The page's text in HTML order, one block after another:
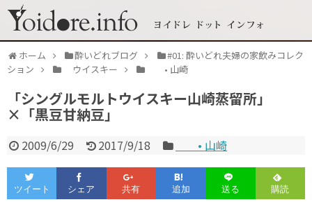
ホーム 酔いどれブログ
#01: 酔いどれ夫婦の家飲みコレク
ション
ウイスキー • 山崎
「シングルモルトウイスキー山崎蒸留所」
×「黒豆甘納豆」
2009/6/29 2017/9/18 • 山崎